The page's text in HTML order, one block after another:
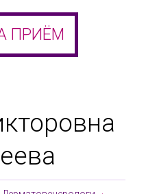
ПРИЁМ